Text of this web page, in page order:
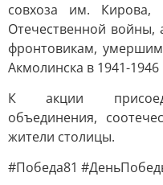
совхоза им.
Отечественной войны,
фронтовикам,
Акмолинска в 1941-1946
К акции
объединения,
жители столицы.
#Победа81